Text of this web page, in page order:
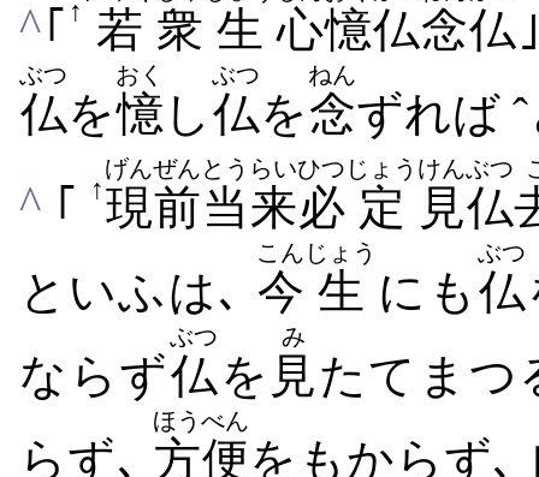
^｢ ↑ 若 衆 生 心憶仏念仏
仏
ぶつ
を憶
おく
し仏
ぶつ
を念
ねん
ずれば
^ ｢ ↑現
げん
前
ぜん
当来
とうらい
必
ひつ
定
じょう
見仏
けんぶつ
といふは､ 今
こん
生
じょう
にも 仏
ぶつ
ならず仏
ぶつ
を 見
み
たてま
らず､ 方便
ほうべん
をもからず､